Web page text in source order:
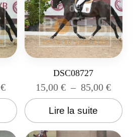
€
DSC08727
15,00€ – 85,00€
Lire la suite